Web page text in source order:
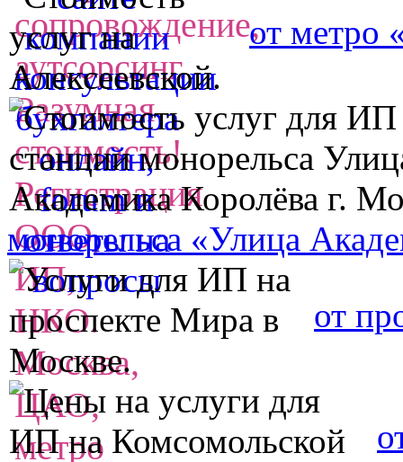
от метро
монорельса «Улица
от